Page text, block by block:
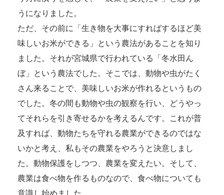
うになりました。
ただ、その前に「生き物を大事にすればするほど美
味しいお米ができる」という農法があることを知り
ました。それが宮城県で行われている「冬水田ん
ぼ」という農法でした。そこでは、動物や虫がたく
さん来ることで、美味しいお米が作れるというもの
でした。冬の間も動物や虫の観察を行い、どうやっ
てそれらを引き寄せるかを考えるんです。これが普
及すれば、動物たちを守れる農業ができるのではな
いかと考え、私もその農業をやろうと決意しまし
た。動物保護をしつつ、農業を変えたい。そして、
農業は食べ物を作るものなので、食べ物についても
意識し始めました。